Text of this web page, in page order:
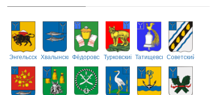
ЭнгельсскийХвалынскийФёдоровскийТурковский ТатищевскийСоветский